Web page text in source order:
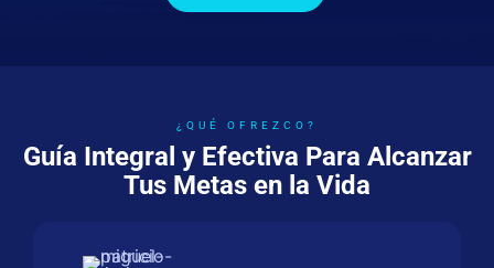
¿QUÉ OFREZCO?
Guía Integral y Efectiva Para Alcanzar
Tus Metas en la Vida